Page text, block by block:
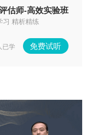
估师-高效实验班
习 精析精练
已学 免费试听